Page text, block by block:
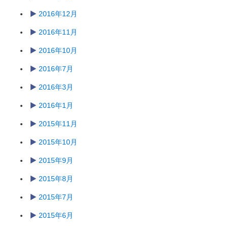
2016年12月
2016年11月
2016年10月
2016年7月
2016年3月
2016年1月
2015年11月
2015年10月
2015年9月
2015年8月
2015年7月
2015年6月